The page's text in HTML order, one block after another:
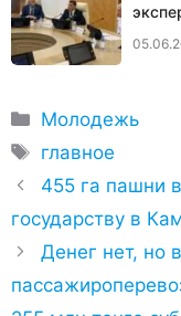
Рубрики
Молодежь
Метки
главное
455 га пашни
государству в
Денег нет, но